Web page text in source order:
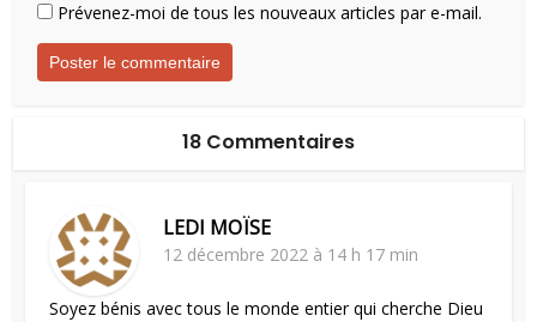
Prévenez-moi de tous les nouveaux articles par e-mail.
18 Commentaires
LEDI MOÏSE
12 décembre 2022 à 14 h 17 min
Soyez bénis avec tous le monde entier qui cherche Dieu